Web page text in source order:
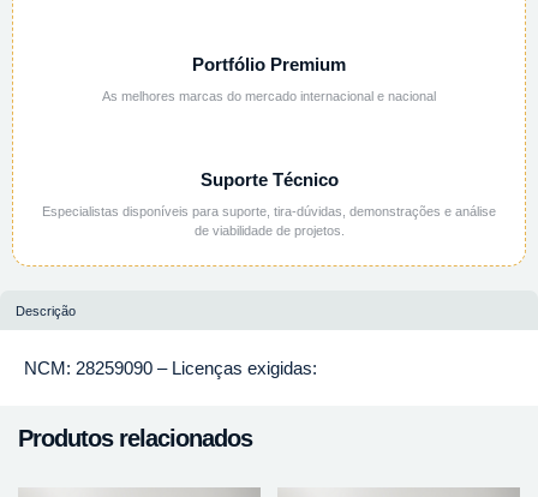
Portfólio Premium
As melhores marcas do mercado internacional e nacional
Suporte Técnico
Especialistas disponíveis para suporte, tira-dúvidas, demonstrações e análise
de viabilidade de projetos.
Descrição
NCM: 28259090 – Licenças exigidas:
Produtos relacionados